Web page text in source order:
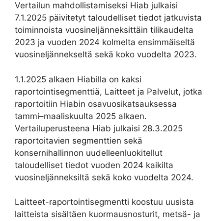
Vertailun mahdollistamiseksi Hiab julkaisi
7.1.2025 päivitetyt taloudelliset tiedot jatkuvista
toiminnoista vuosineljänneksittäin tilikaudelta
2023 ja vuoden 2024 kolmelta ensimmäiseltä
vuosineljännekseltä sekä koko vuodelta 2023.
1.1.2025 alkaen Hiabilla on kaksi
raportointisegmenttiä, Laitteet ja Palvelut, jotka
raportoitiin Hiabin osavuosikatsauksessa
tammi–maaliskuulta 2025 alkaen.
Vertailuperusteena Hiab julkaisi 28.3.2025
raportoitavien segmenttien sekä
konsernihallinnon uudelleenluokitellut
taloudelliset tiedot vuoden 2024 kaikilta
vuosineljänneksiltä sekä koko vuodelta 2024.
Laitteet-raportointisegmentti koostuu uusista
laitteista sisältäen kuormausnosturit, metsä- ja